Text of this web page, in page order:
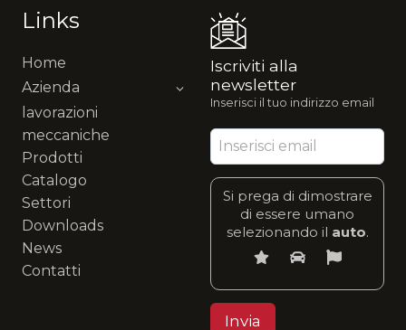
Links
Home
Azienda
lavorazioni
meccaniche
Prodotti
Catalogo
Settori
Downloads
News
Contatti
Iscriviti alla
newsletter
Inserisci il tuo indirizzo email
Si prega di dimostrare
di essere umano
selezionando il auto.